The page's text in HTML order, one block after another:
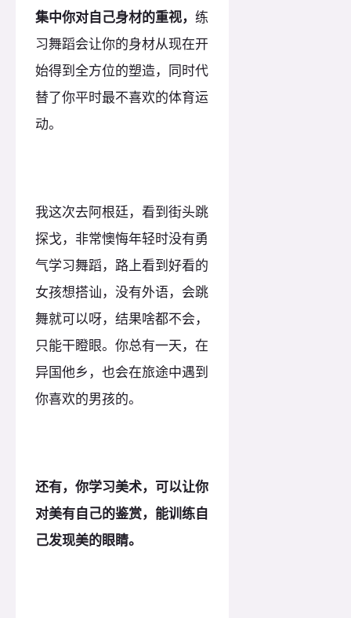
集中你对自己身材的重视， 练
习舞蹈会让你的身材从现在开
始得到全方位的塑造，同时代
替了你平时最不喜欢的体育运
动。
我这次去阿根廷，看到街头跳
探戈，非常懊悔年轻时没有勇
气学习舞蹈，路上看到好看的
女孩想搭讪，没有外语，会跳
舞就可以呀，结果啥都不会，
只能干瞪眼。你总有一天，在
异国他乡，也会在旅途中遇到
你喜欢的男孩的。
还有，你学习美术，可以让你
对美有自己的鉴赏，能训练自
己发现美的眼睛。